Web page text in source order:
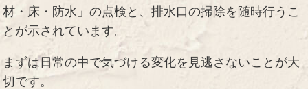
材・床・防水」の点検と、排水口の掃除を随時行うこ
とが示されています。
まずは日常の中で気づける変化を見逃さないことが大
切です。